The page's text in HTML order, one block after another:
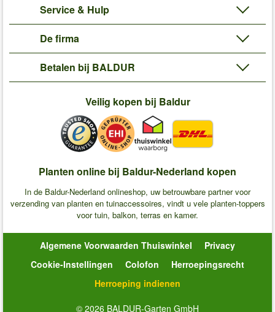
Service & Hulp
De firma
Betalen bij BALDUR
Veilig kopen bij Baldur
Planten online bij Baldur-Nederland kopen
In de Baldur-Nederland onlineshop, uw betrouwbare partner voor
verzending van planten en tuinaccessoires, vindt u vele planten-toppers
voor tuin, balkon, terras en kamer.
Algemene Voorwaarden Thuiswinkel
Privacy
Cookie-Instellingen
Colofon
Herroepingsrecht
Herroeping indienen
© 2026 BALDUR-Garten GmbH